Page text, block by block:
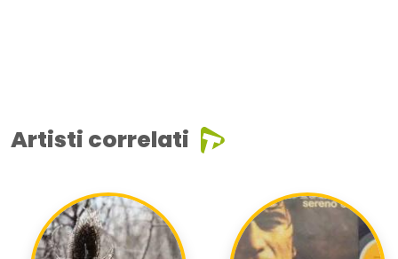
Artisti correlati